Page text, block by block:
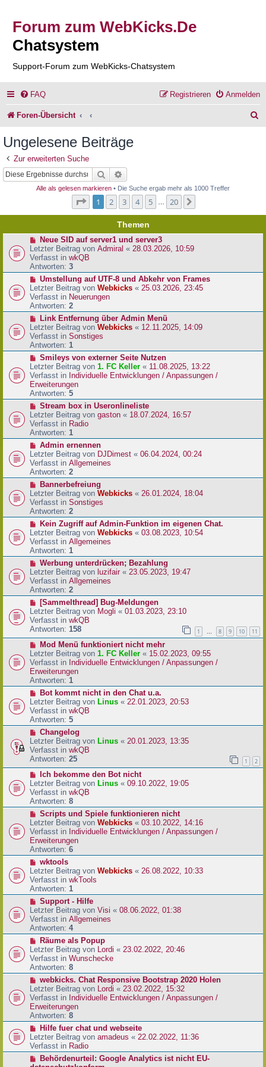
Forum zum WebKicks.De
Chatsystem
Support-Forum zum WebKicks-Chatsystem
FAQ Anmelden
Registrieren
Foren-Übersicht
Ungelesene Beiträge
Zur erweiterten Suche
Suche
Alle als gelesen markieren • Die Suche ergab mehr als 1000 Treffer
Seite von
1 2 3 4 5 20
Themen
N
e
u
e
r
B
e
i
t
a
g
Neue SID auf server1 und server3
Letzter Beitrag von Admiral « 28.03.2026, 10:59
Verfasst in wkQB
Antworten: 3
N
e
u
e
r
B
e
i
t
a
g
Umstellung auf UTF-8 und Abkehr von Frames
Letzter Beitrag von Webkicks « 25.03.2026, 23:45
Verfasst in Neuerungen
Antworten: 2
N
e
u
e
r
B
e
i
t
r
a
g
Link Entfernung über Admin Menü
Letzter Beitrag von Webkicks « 12.11.2025, 14:09
Verfasst in Sonstiges
Antworten: 1
N
e
u
e
r
B
e
i
t
r
a
g
Smileys von externer Seite Nutzen
Letzter Beitrag von 1. FC Keller « 11.08.2025, 13:22
Verfasst in Individuelle Entwicklungen / Anpassungen /
Erweiterungen
Antworten: 5
N
e
u
e
r
B
e
i
t
a
g
Stream box in Useronlineliste
Letzter Beitrag von gaston « 18.07.2024, 16:57
Verfasst in Radio
Antworten: 1
N
e
u
e
r
B
e
i
t
a
g
Admin ernennen
Letzter Beitrag von DJDimest « 06.04.2024, 00:24
Verfasst in Allgemeines
Antworten: 2
N
e
u
e
r
B
e
i
t
a
g
Bannerbefreiung
Letzter Beitrag von Webkicks « 26.01.2024, 18:04
Verfasst in Sonstiges
Antworten: 2
N
e
u
e
r
B
e
i
t
a
g
Kein Zugriff auf Admin-Funktion im eigenen Chat.
Letzter Beitrag von Webkicks « 03.08.2023, 10:54
Verfasst in Allgemeines
Antworten: 1
N
e
u
e
r
B
e
i
t
a
g
Werbung unterdrücken; Bezahlung
Letzter Beitrag von luzifair « 23.05.2023, 19:47
Verfasst in Allgemeines
Antworten: 2
N
e
u
e
r
B
e
i
t
r
a
g
[Sammelthread] Bug-Meldungen
Letzter Beitrag von Mogli « 01.03.2023, 23:10
Verfasst in wkQB
Antworten: 158 1 … 8 9 10 11
N
e
u
e
r
B
e
i
t
r
a
g
Mod Menü funktioniert nicht mehr
Letzter Beitrag von 1. FC Keller « 15.02.2023, 09:55
Verfasst in Individuelle Entwicklungen / Anpassungen /
Erweiterungen
Antworten: 1
N
e
u
e
r
B
e
i
t
a
g
Bot kommt nicht in den Chat u.a.
Letzter Beitrag von Linus « 22.01.2023, 20:53
Verfasst in wkQB
Antworten: 5
N
e
u
e
r
B
e
i
t
a
g
Changelog
Letzter Beitrag von Linus « 20.01.2023, 13:35
Verfasst in wkQB
Antworten: 25 1 2
N
e
u
e
r
B
e
i
t
r
a
g
Ich bekomme den Bot nicht
Letzter Beitrag von Linus « 09.10.2022, 19:05
Verfasst in wkQB
Antworten: 8
N
e
u
e
r
B
e
i
t
r
a
g
Scripts und Spiele funktionieren nicht
Letzter Beitrag von Webkicks « 03.10.2022, 14:16
Verfasst in Individuelle Entwicklungen / Anpassungen /
Erweiterungen
Antworten: 6
N
e
u
e
r
B
e
i
t
a
g
wktools
Letzter Beitrag von Webkicks « 26.08.2022, 10:33
Verfasst in wkTools
Antworten: 1
N
e
u
e
r
B
e
i
t
a
g
Support - Hilfe
Letzter Beitrag von Visi « 08.06.2022, 01:38
Verfasst in Allgemeines
Antworten: 4
N
e
u
e
r
B
e
i
t
r
a
g
Räume als Popup
Letzter Beitrag von Lordi « 23.02.2022, 20:46
Verfasst in Wunschecke
Antworten: 8
N
e
u
e
r
B
e
i
t
webkicks. Chat Responsive Bootstrap 2020 Holen
Letzter Beitrag von Lordi « 23.02.2022, 15:32
Verfasst in Individuelle Entwicklungen / Anpassungen /
Erweiterungen
Antworten: 8
N
e
u
e
Hilfe fuer chat und webseite
Letzter Beitrag von amadeus « 22.02.2022, 11:36
Verfasst in Radio
NBehördenurteil: Google Analytics ist nicht EU-